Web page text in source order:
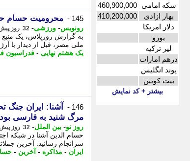
سکه امامی 460,900,000
بهار ازادی
410,200,000
دلار امریکا
یورو
لیر ترکیه
درهم امارات
پوند انگلیس
بیت کویین
بیشتر + کد نمایش
145 - محرومیت حسام
رونویس- ورزشی- 32 روز پیش - دوشنبه 15 تیر 1405، 11:32
به گزارش روزپلاس، یک
ملی مصر، قبل از دیدار با
یک هشتم نهایی - فدراسیون
146 -
مرگ شنید به فارسی بود
روز نو- بین الملل- 32 روز پیش - دوشنبه 15 تیر 1405، 09:42
سرانجام رسانید. آخرین
ایران - مذاکره - آخرین -